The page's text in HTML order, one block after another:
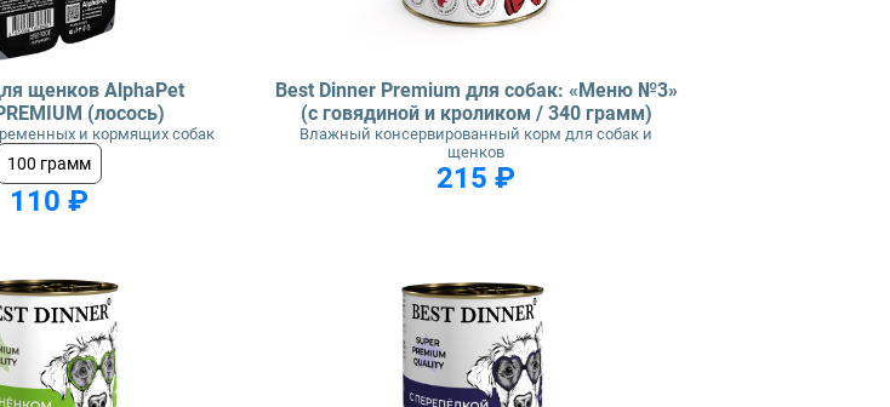
щенков AlphaPet
(лосось)
и кормящих собак
100 грамм
110 ₽
Best Dinner Premium для собак: «Меню №3»
(с говядиной и кроликом / 340 грамм)
Влажный консервированный корм для собак и
щенков
215 ₽